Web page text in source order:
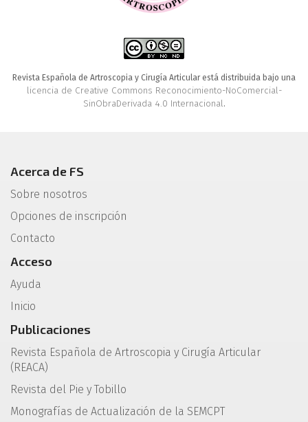
Revista Española de Artroscopia y Cirugía Articular está distribuida bajo una
licencia de Creative Commons Reconocimiento-NoComercial-
SinObraDerivada 4.0 Internacional.
Acerca de FS
Sobre nosotros
Opciones de inscripción
Contacto
Acceso
Ayuda
Inicio
Publicaciones
Revista Española de Artroscopia y Cirugía Articular
(REACA)
Revista del Pie y Tobillo
Monografías de Actualización de la SEMCPT